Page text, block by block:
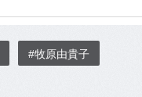
#牧原由貴子